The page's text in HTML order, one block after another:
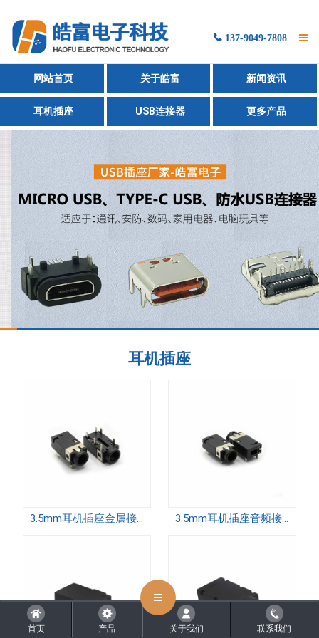
网站首页
产品展示
新闻资讯
联系
137-9049-7808
网站首页 关于皓富 新闻资讯
耳机插座 USB连接器 更多产品
耳机插座
3.5mm耳机插座金属接口音频插件带柱笔记本电脑开关PJ-3973-B 长脚 3.5mm耳机插座音频接口插件笔记本电脑开关PJ-3973-B短脚
首页 产品 关于我们 联系我们